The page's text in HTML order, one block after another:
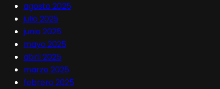
agosto 2025
julio 2025
junio 2025
mayo 2025
abril 2025
marzo 2025
febrero 2025